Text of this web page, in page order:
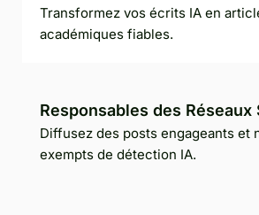
Transformez vos écrits IA en
académiques fiables.
Responsables des Réseaux
Diffusez des posts engageants et
exempts de détection IA.